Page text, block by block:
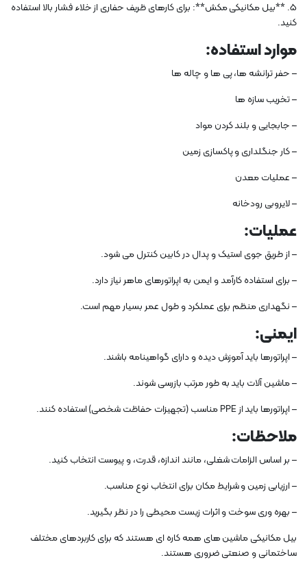
5. **بیل مکانیکی مکش**: برای کارهای ظریف حفاری از خلاء فشار بالا استفاده
کنید.
موارد استفاده:
– حفر ترانشه ها، پی ها و چاله ها
– تخریب سازه ها
– جابجایی و بلند کردن مواد
– کار جنگلداری و پاکسازی زمین
– عملیات معدن
– لایروبی رودخانه
عملیات:
– از طریق جوی استیک و پدال در کابین کنترل می شود.
– برای استفاده کارآمد و ایمن به اپراتورهای ماهر نیاز دارد.
– نگهداری منظم برای عملکرد و طول عمر بسیار مهم است.
ایمنی:
– اپراتورها باید آموزش دیده و دارای گواهینامه باشند.
– ماشین آلات باید به طور مرتب بازرسی شوند.
– اپراتورها باید از PPE مناسب (تجهیزات حفاظت شخصی) استفاده کنند.
ملاحظات:
– بر اساس الزامات شغلی، مانند اندازه، قدرت، و پیوست انتخاب کنید.
– ارزیابی زمین و شرایط مکان برای انتخاب نوع مناسب.
– بهره وری سوخت و اثرات زیست محیطی را در نظر بگیرید.
بیل مکانیکی ماشین های همه کاره ای هستند که برای کاربردهای مختلف
ساختمانی و صنعتی ضروری هستند.